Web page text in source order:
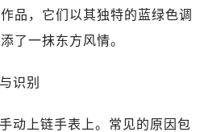
品，它们以其独特的蓝绿色调
了一抹东方风情。
识别
动上链手表上。常见的原因包